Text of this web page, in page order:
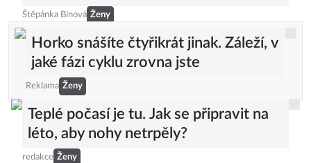
Štěpánka Bínová Ženy
Horko snášíte čtyřikrát jinak. Záleží, v
jaké fázi cyklu zrovna jste
Reklama Ženy
Teplé počasí je tu. Jak se připravit na
léto, aby nohy netrpěly?
redakce Ženy